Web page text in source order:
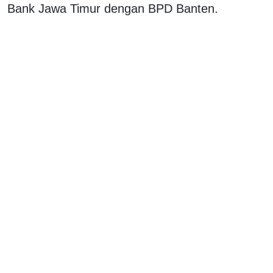
Bank Jawa Timur dengan BPD Banten.